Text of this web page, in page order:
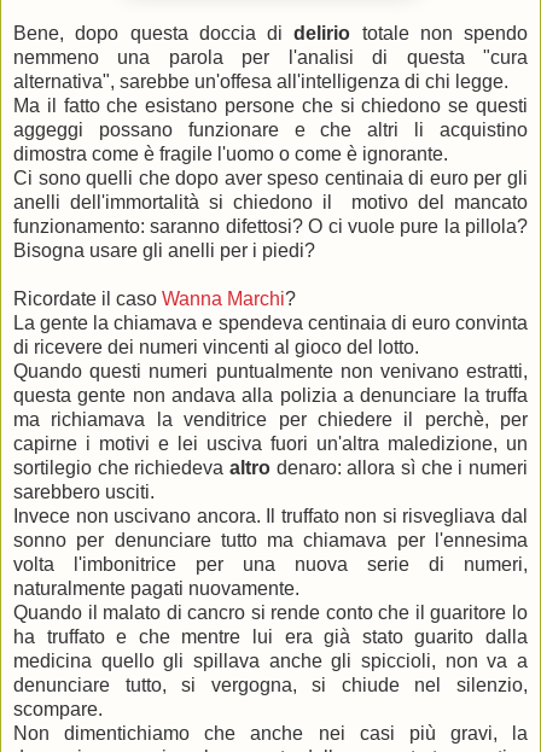
Bene, dopo questa doccia didelirio totale non spendo
nemmeno una parola per l'analisi di questa "cura
alternativa", sarebbe un'offesa all'intelligenza di chi legge.
Ma il fatto che esistano persone che si chiedono se questi
aggeggi possano funzionare e che altri li acquistino
dimostra come è fragile l'uomo o come è ignorante.
Ci sono quelli che dopo aver speso centinaia di euro per gli
anelli dell'immortalità si chiedono il motivo del mancato
funzionamento: saranno difettosi? O ci vuole pure la pillola?
Bisogna usare gli anelli per i piedi?
Ricordate il caso Wanna Marchi?
La gente la chiamava e spendeva centinaia di euro convinta
di ricevere dei numeri vincenti al gioco del lotto.
Quando questi numeri puntualmente non venivano estratti,
questa gente non andava alla polizia a denunciare la truffa
ma richiamava la venditrice per chiedere il perchè, per
capirne i motivi e lei usciva fuori un'altra maledizione, un
sortilegio che richiedeva altro denaro: allora sì che i numeri
sarebbero usciti.
Invece non uscivano ancora. Il truffato non si risvegliava dal
sonno per denunciare tutto ma chiamava per l'ennesima
volta l'imbonitrice per una nuova serie di numeri,
naturalmente pagati nuovamente.
Quando il malato di cancro si rende conto che il guaritore lo
ha truffato e che mentre lui era già stato guarito dalla
medicina quello gli spillava anche gli spiccioli, non va a
denunciare tutto, si vergogna, si chiude nel silenzio,
scompare.
Non dimentichiamo che anche nei casi più gravi, la